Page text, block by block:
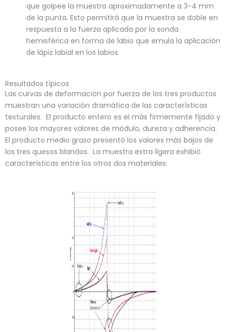
que golpee la muestra aproximadamente a 3-4 mm
de la punta. Esto permitirá que la muestra se doble en
respuesta a la fuerza aplicada por la sonda
hemisférica en forma de labio que emula la aplicación
de lápiz labial en los labios.
Resultados típicos
Las curvas de deformación por fuerza de los tres productos
muestran una variación dramática de las características
texturales. El producto entero es el más firmemente fijado y
posee los mayores valores de módulo, dureza y adherencia.
El producto medio graso presentó los valores más bajos de
los tres quesos blandos. La muestra extra ligera exhibió
características entre los otros dos materiales.